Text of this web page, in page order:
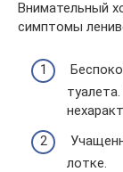
Внимательный
симптомы
лотке.